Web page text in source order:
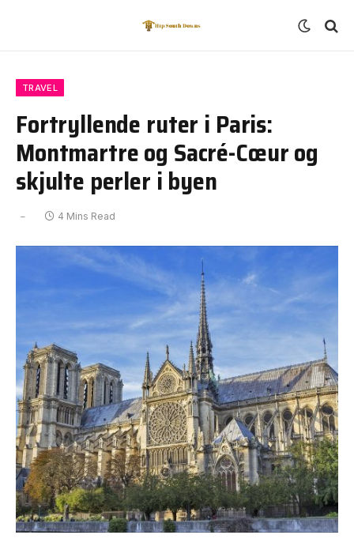
TRAVEL
Fortryllende ruter i Paris:
Montmartre og Sacré-Cœur og
skjulte perler i byen
4 Mins Read